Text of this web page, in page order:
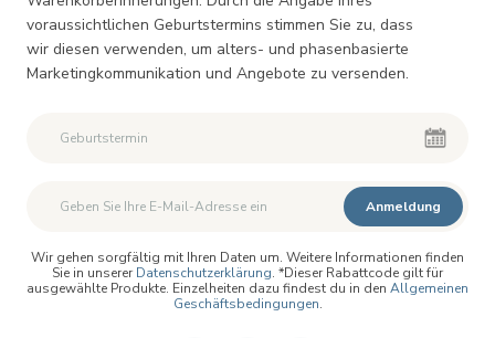
voraussichtlichen Geburtstermins stimmen Sie zu, dass
wir diesen verwenden, um alters- und phasenbasierte
Marketingkommunikation und Angebote zu versenden.
Zweiter Vorname
Anmeldung
Wir gehen sorgfältig mit Ihren Daten um. Weitere Informationen finden
Sie in unserer Datenschutzerklärung. *Dieser Rabattcode gilt für
ausgewählte Produkte. Einzelheiten dazu findest du in den Allgemeinen
Geschäftsbedingungen.